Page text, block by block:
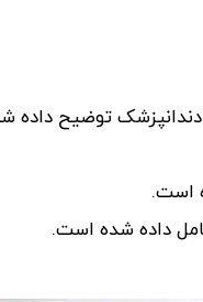
دندانپزشک توضیح داده
است.
داده شده است.